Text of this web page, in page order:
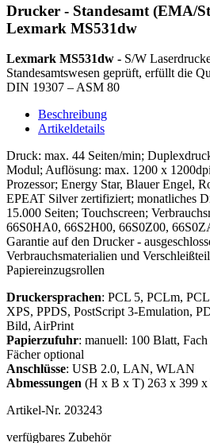
Drucker - Standesamt (EMA/
Lexmark MS531dw
Lexmark MS531dw - S/W
Standesamtswesen geprüft, erfüllt die
DIN 19307 – ASM 80
Beschreibung
Artikeldetails
Druck: max. 44 Seiten/min;
Modul; Auflösung: max. 1200 x
Prozessor; Energy Star, Blauer Engel,
EPEAT Silver zertifiziert; monatliches
15.000 Seiten; Touchscreen;
66S0HA0, 66S2H00, 66S0Z00,
Garantie auf den Drucker -
Verbrauchsmaterialien und
Papiereinzugsrollen
Druckersprachen: PCL 5, PCLm,
XPS, PPDS, PostScript 3-Emulation,
Bild, AirPrint
Papierzufuhr: manuell: 100 Blatt,
Fächer optional
Anschlüsse: USB 2.0, LAN, WLAN
Abmessungen (H x B x T) 263 x 399 x
Artikel-Nr. 203243
verfügbares Zubehör